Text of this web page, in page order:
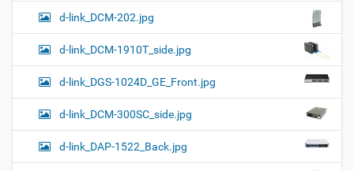
d-link_DCM-202.jpg
d-link_DCM-1910T_side.jpg
d-link_DGS-1024D_GE_Front.jpg
d-link_DCM-300SC_side.jpg
d-link_DAP-1522_Back.jpg